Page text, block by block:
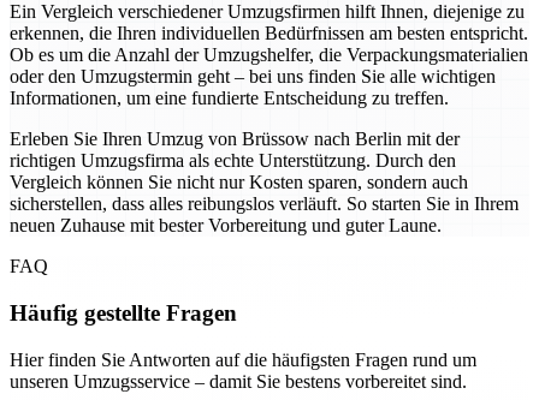
Ein Vergleich verschiedener Umzugsfirmen hilft Ihnen, diejenige zu
erkennen, die Ihren individuellen Bedürfnissen am besten entspricht.
Ob es um die Anzahl der Umzugshelfer, die Verpackungsmaterialien
oder den Umzugstermin geht – bei uns finden Sie alle wichtigen
Informationen, um eine fundierte Entscheidung zu treffen.
Erleben Sie Ihren Umzug von Brüssow nach Berlin mit der
richtigen Umzugsfirma als echte Unterstützung. Durch den
Vergleich können Sie nicht nur Kosten sparen, sondern auch
sicherstellen, dass alles reibungslos verläuft. So starten Sie in Ihrem
neuen Zuhause mit bester Vorbereitung und guter Laune.
FAQ
Häufig gestellte Fragen
Hier finden Sie Antworten auf die häufigsten Fragen rund um
unseren Umzugsservice – damit Sie bestens vorbereitet sind.